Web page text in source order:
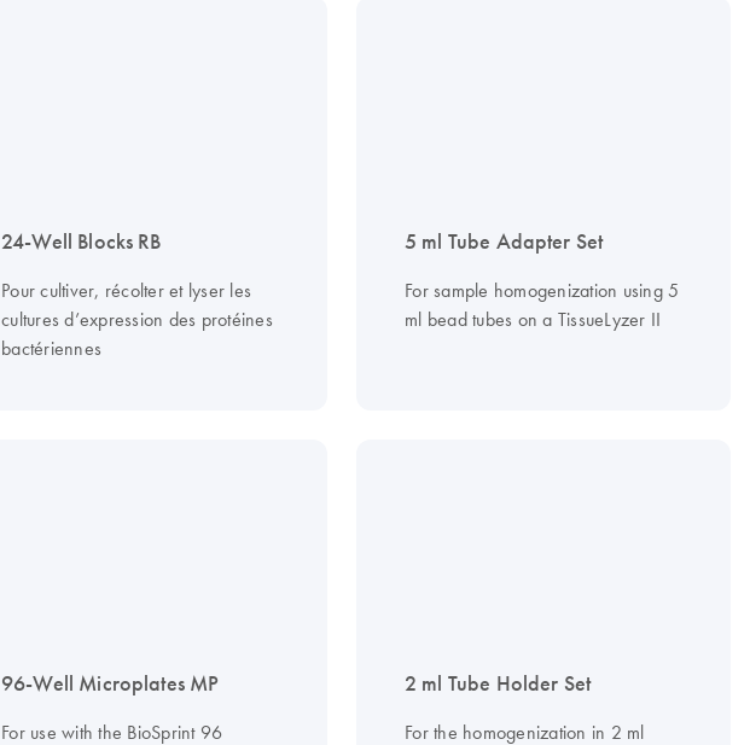
24-Well Blocks RB
Pour cultiver, récolter et lyser les
cultures d’expression des protéines
bactériennes
5 ml Tube Adapter Set
For sample homogenization using 5
ml bead tubes on a TissueLyzer II
96-Well Microplates MP
For use with the BioSprint 96
2 ml Tube Holder Set
For the homogenization in 2 ml